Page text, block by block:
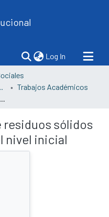
Log In (current)
Trabajos Académicos
Gestión integral de residuos sólidos de los docentes del nivel inicial
sólidos
nivel inicial